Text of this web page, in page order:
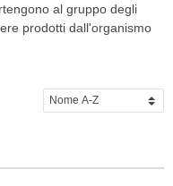
al gruppo degli
prodotti dall'organismo